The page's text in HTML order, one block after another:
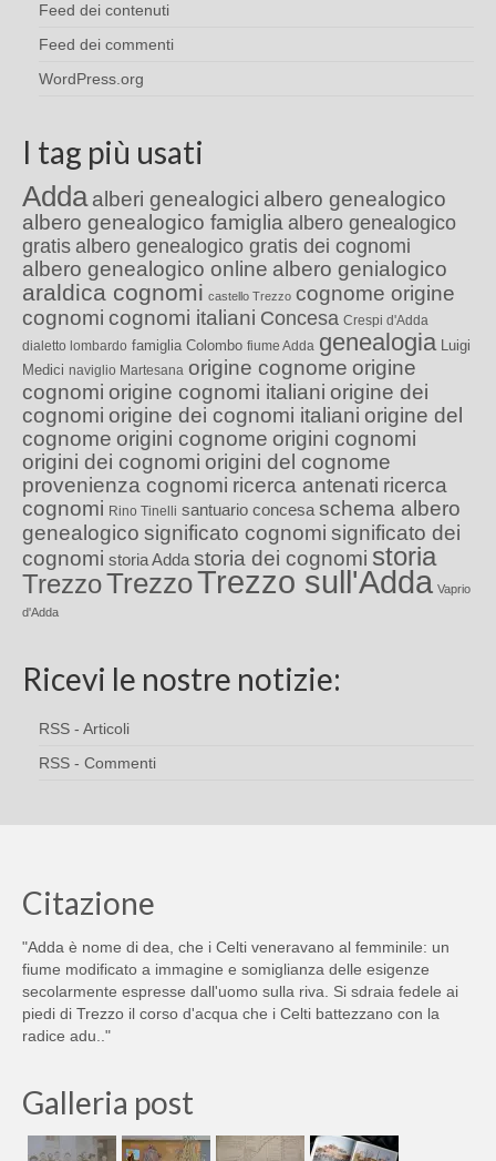
Feed dei contenuti
Feed dei commenti
WordPress.org
I tag più usati
Adda alberi genealogici albero genealogico
albero genealogico famiglia albero genealogico
gratis albero genealogico gratis dei cognomi
albero genealogico online albero genialogico
araldica cognomi castello Trezzo cognome origine
cognomi cognomi italiani Concesa Crespi d'Adda
dialetto lombardo famiglia Colombo fiume Adda genealogia Luigi
Medici naviglio Martesana origine cognome origine
cognomi origine cognomi italiani origine dei
cognomi origine dei cognomi italiani origine del
cognome origini cognome origini cognomi
origini dei cognomi origini del cognome
provenienza cognomi ricerca antenati ricerca
cognomi Rino Tinelli santuario concesa schema albero
genealogico significato cognomi significato dei
cognomi storia Adda storia dei cognomi storia
TrezzoTrezzoTrezzo sull'Adda Vaprio
d'Adda
Ricevi le nostre notizie:
RSS - Articoli
RSS - Commenti
Citazione
"Adda è nome di dea, che i Celti veneravano al femminile: un
fiume modificato a immagine e somiglianza delle esigenze
secolarmente espresse dall'uomo sulla riva. Si sdraia fedele ai
piedi di Trezzo il corso d'acqua che i Celti battezzano con la
radice adu.."
Galleria post